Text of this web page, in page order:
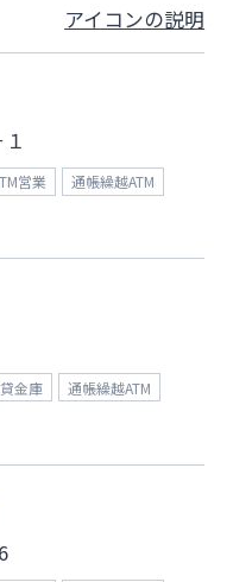
リーズ
アイコンの説明
営業
通帳繰越ATM
貸金庫
通帳繰越ATM